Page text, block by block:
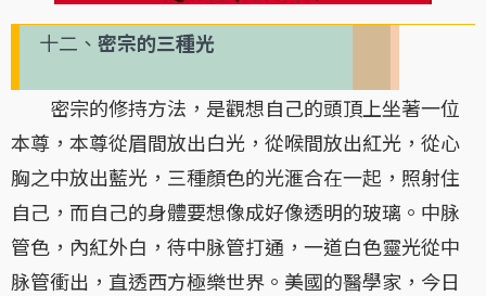
十二、 密宗的三種光
密宗的修持方法，是觀想自己的頭頂上坐著一位
本尊，本尊從眉間放出白光，從喉間放出紅光，從心
胸之中放出藍光，三種顏色的光滙合在一起，照射住
自己，而自己的身體要想像成好像透明的玻璃。中脉
管色，內紅外白，待中脉管打通，一道白色靈光從中
脉管衝出，直透西方極樂世界。美國的醫學家，今日